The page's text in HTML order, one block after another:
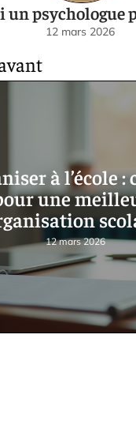
un psychologue
12 mars 2026
à l’école
une
12 mars 2026